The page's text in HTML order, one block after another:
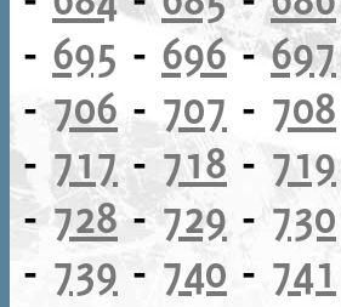
- 695 - 696-697
-706 - 707 - 708
- 717 -718 - 719
-728-729 - 730
- 739 - 740 - 741